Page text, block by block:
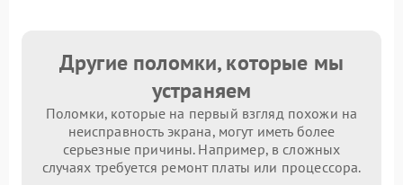
Другие поломки, которые мы
устраняем
Поломки, которые на первый взгляд похожи на
неисправность экрана, могут иметь более
серьезные причины. Например, в сложных
случаях требуется ремонт платы или процессора.